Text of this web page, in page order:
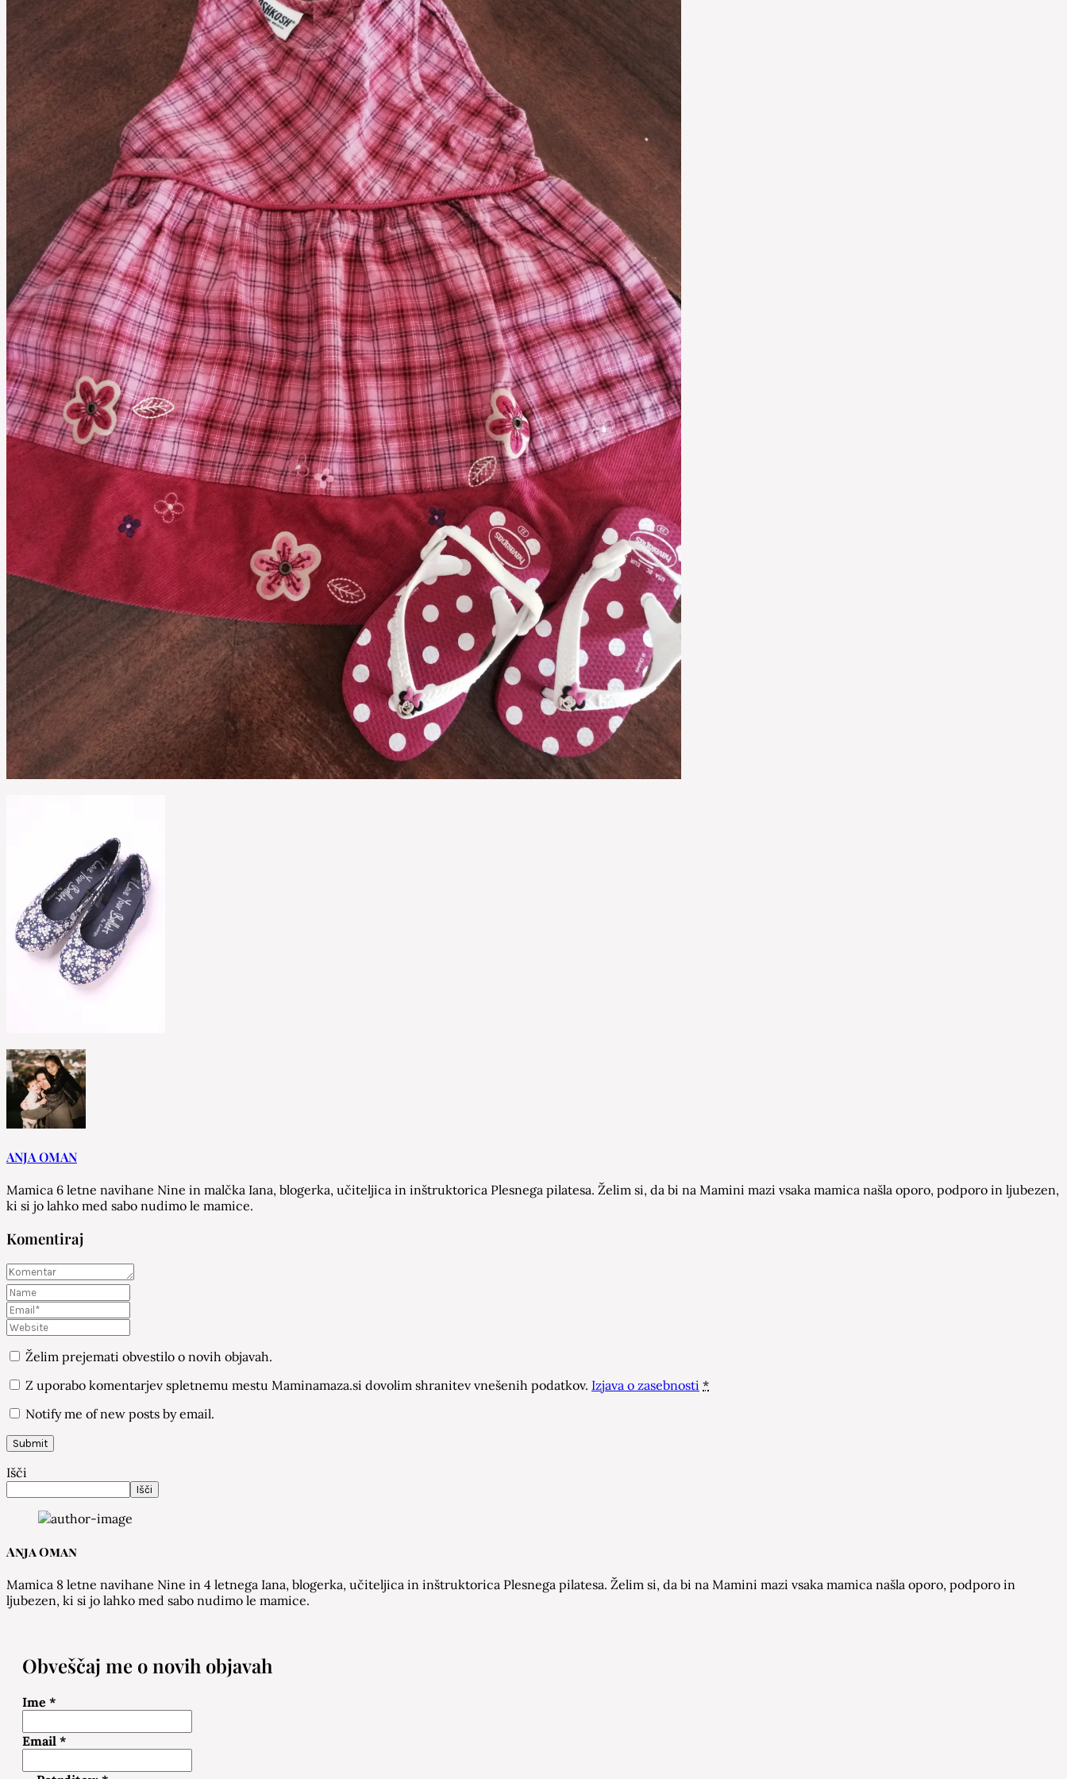
ANJA OMAN
Mamica 6 letne navihane Nine in malčka Iana, blogerka, učiteljica in inštruktorica Plesnega pilatesa. Želim si, da bi na Mamini mazi vsaka mamica našla oporo, podporo in ljubezen,
ki si jo lahko med sabo nudimo le mamice.
Komentiraj
Želim prejemati obvestilo o novih objavah.
Z uporabo komentarjev spletnemu mestu Maminamaza.si dovolim shranitev vnešenih podatkov. Izjava o zasebnosti *
Notify me of new posts by email.
Išči
Išči
Anja Oman
Mamica 8 letne navihane Nine in 4 letnega Iana, blogerka, učiteljica in inštruktorica Plesnega pilatesa. Želim si, da bi na Mamini mazi vsaka mamica našla oporo, podporo in
ljubezen, ki si jo lahko med sabo nudimo le mamice.
Obveščaj me o novih objavah
Ime *
Email *